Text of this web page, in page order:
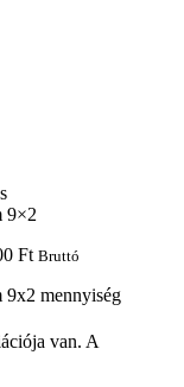
9×2
Ft Bruttó
9x2 mennyiség
van. A